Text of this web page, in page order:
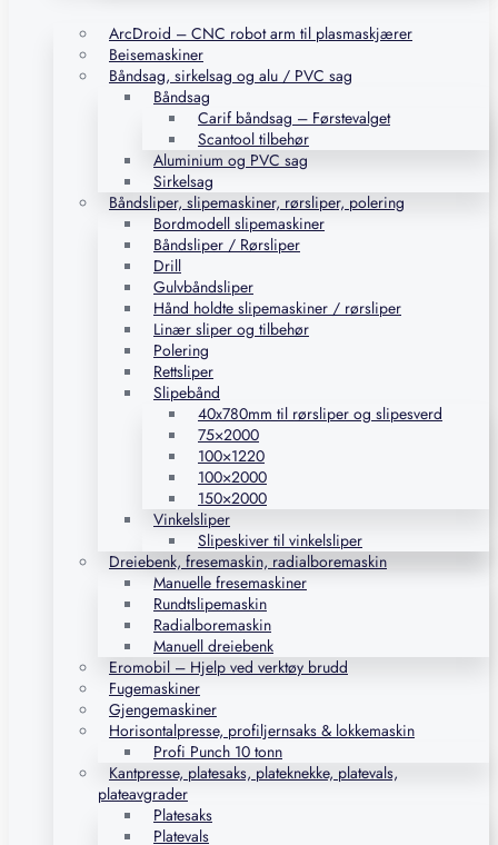
ArcDroid – CNC robot arm til plasmaskjærer
Beisemaskiner
Båndsag, sirkelsag og alu / PVC sag
Båndsag
Carif båndsag – Førstevalget
Scantool tilbehør
Aluminium og PVC sag
Sirkelsag
Båndsliper, slipemaskiner, rørsliper, polering
Bordmodell slipemaskiner
Båndsliper / Rørsliper
Drill
Gulvbåndsliper
Hånd holdte slipemaskiner / rørsliper
Linær sliper og tilbehør
Polering
Rettsliper
Slipebånd
40x780mm til rørsliper og slipesverd
75×2000
100×1220
100×2000
150×2000
Vinkelsliper
Slipeskiver til vinkelsliper
Dreiebenk, fresemaskin, radialboremaskin
Manuelle fresemaskiner
Rundtslipemaskin
Radialboremaskin
Manuell dreiebenk
Eromobil – Hjelp ved verktøy brudd
Fugemaskiner
Gjengemaskiner
Horisontalpresse, profiljernsaks & lokkemaskin
Profi Punch 10 tonn
Kantpresse, platesaks, plateknekke, platevals,
plateavgrader
Platesaks
Platevals